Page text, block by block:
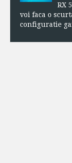
RX
voi faca o
configuratie